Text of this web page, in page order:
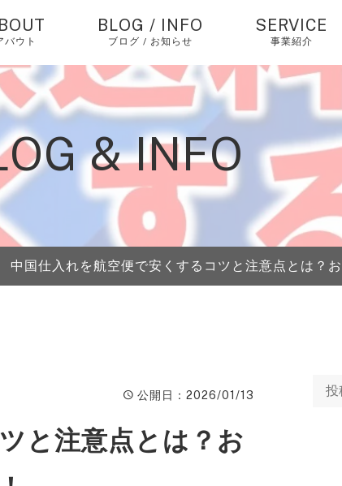
バウト
BLOG / INFO
ブログ / お知らせ
お知らせ
SERVICE
事業紹介
中国輸入代行
仕入れ代行
個人輸入代行
エクスプレス
経由で
中国OEM・
& INFO
中国仕入れを航空便で安くするコツと注意点とは？
公開日 ：2026/01/13
と注意点とは？お